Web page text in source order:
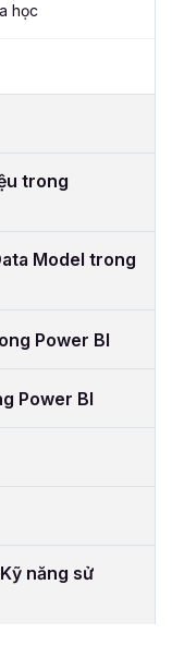
học
trong
Model trong
Power BI
Power BI
năng sử